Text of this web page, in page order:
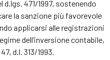
471/1997, sostenendo
la sanzione più favorevole
applicarsi alle registrazioni
dell’inversione contabile,
d.l. 313/1993.